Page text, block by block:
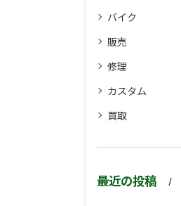
バイク
販売
修理
カスタム
買取
最近の投稿